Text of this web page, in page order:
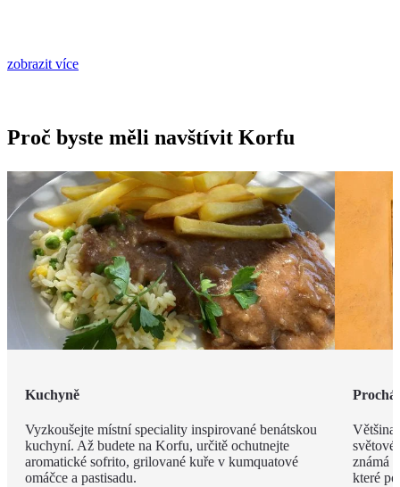
zobrazit více
Proč byste měli navštívit Korfu
Kuchyně
Vyzkoušejte místní speciality inspirované benátskou
kuchyní. Až budete na Korfu, určitě ochutnejte
aromatické sofrito, grilované kuře v kumquatové
omáčce a pastisadu.
Většina
známá
které